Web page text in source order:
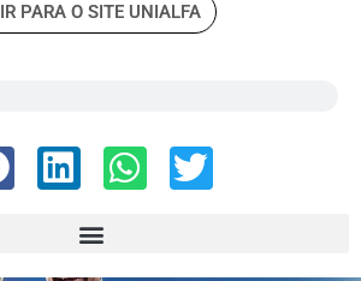
IR PARA O SITE UNIALFA